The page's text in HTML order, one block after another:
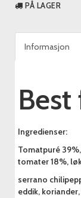
PÅ LAGER
Informasjon
Ingredienser:
Tomatpuré
tomater 18%,
serrano
eddik,